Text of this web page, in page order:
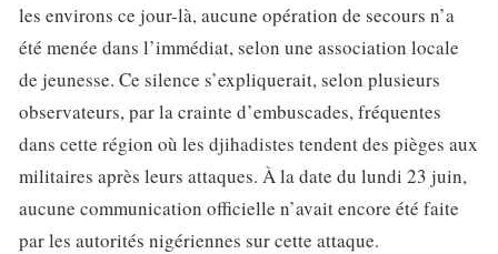
les environs ce jour-là, aucune opération de secours n’a
été menée dans l’immédiat, selon une association locale
de jeunesse. Ce silence s’expliquerait, selon plusieurs
observateurs, par la crainte d’embuscades, fréquentes
dans cette région où les djihadistes tendent des pièges aux
militaires après leurs attaques. À la date du lundi 23 juin,
aucune communication officielle n’avait encore été faite
par les autorités nigériennes sur cette attaque.